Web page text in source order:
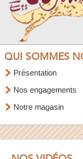
QUI SOMMES
Présentation
Nos engagements
Notre magasin